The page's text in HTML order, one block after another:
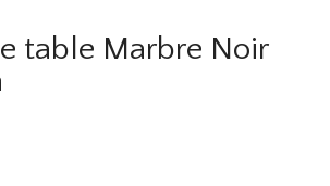
table Marbre Noir